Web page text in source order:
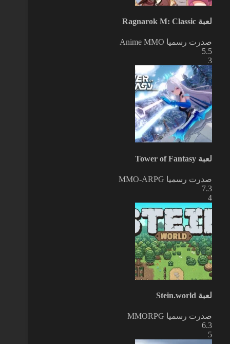
لعبة Ragnarok M: Classic
صدرت رسميا Anime MMO
5.5
3
لعبة Tower of Fantasy
صدرت رسميا MMO-ARPG
7.3
4
لعبة Stein.world
صدرت رسميا MMORPG
6.3
5